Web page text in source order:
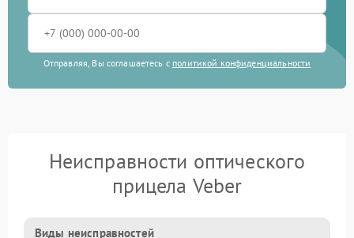
Отправляя, Вы соглашаетесь с политикой конфиденциальности
Неисправности оптического
прицела Veber
Виды неисправностей